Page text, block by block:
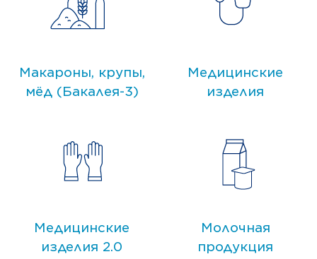
Макароны, крупы,
мёд (Бакалея-3)
Медицинские
изделия
Медицинские
изделия 2.0
Молочная
продукция